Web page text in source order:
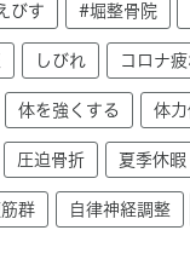
びす #堀整骨院
しびれ コロナ
体を強くする 体力
圧迫骨折 夏季休暇
群 自律神経調整